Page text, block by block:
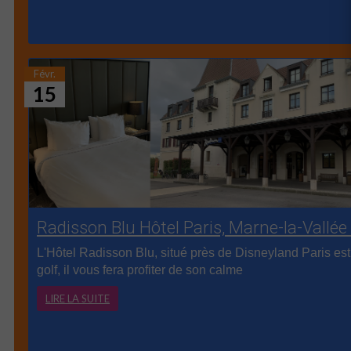
15
Févr.
Radisson Blu Hôtel Paris, Marne-la-
L'Hôtel Radisson Blu, situé près de Disneyland Paris
golf, il vous fera profiter de son calme
LIRE LA SUITE